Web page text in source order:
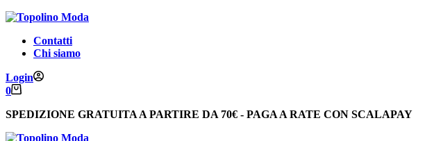
Contatti
Chi siamo
Login
Carrello
0
SPEDIZIONE GRATUITA A PARTIRE DA 70€ - PAGA A RATE CON SCALAPAY